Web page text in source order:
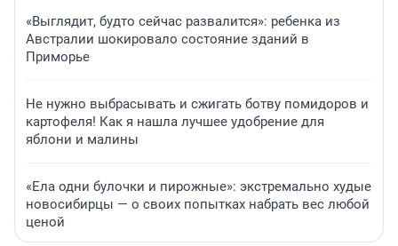
«Выглядит, будто сейчас развалится»: ребенка из
Австралии шокировало состояние зданий в
Приморье
Не нужно выбрасывать и сжигать ботву помидоров и
картофеля! Как я нашла лучшее удобрение для
яблони и малины
«Ела одни булочки и пирожные»: экстремально худые
новосибирцы — о своих попытках набрать вес любой
ценой